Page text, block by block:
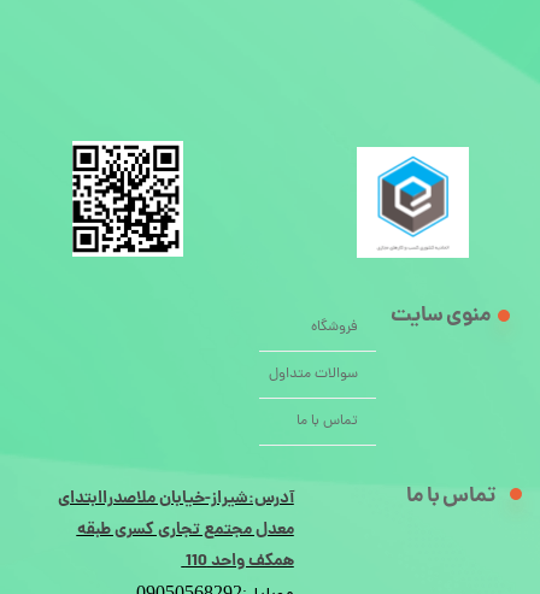
فروشگاه
سوالات متداول
تماس با ما
منوی سایت
تماس با ما
آدرس:شیراز-خیابان ملاصدراابتدای
معدل مجتمع تجاری کسری طبقه
همکف واحد 110